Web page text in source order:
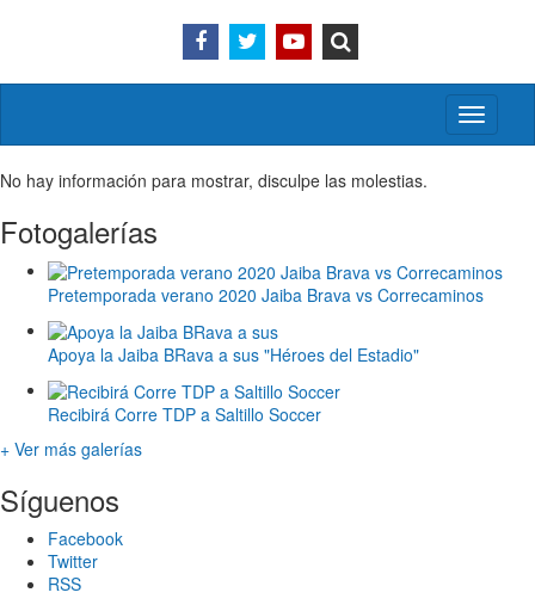
Activar/
menú
No hay información para mostrar, disculpe las molestias.
Fotogalerías
Pretemporada verano 2020 Jaiba Brava vs Correcaminos
Apoya la Jaiba BRava a sus "Héroes del Estadio"
Recibirá Corre TDP a Saltillo Soccer
+ Ver más galerías
Síguenos
Facebook
Twitter
RSS